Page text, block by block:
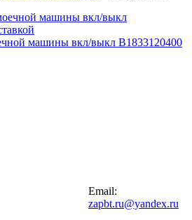
машины вкл/выкл B1833120400
Email:
zapbt.ru@yandex.ru